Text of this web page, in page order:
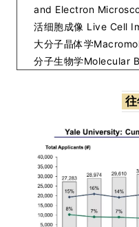
and Electron
活细胞成像 Live Cell
大分子晶体学
分子生物学Molecular